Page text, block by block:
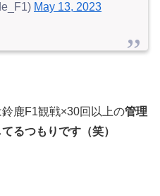
May 13, 2023
鹿F1観戦×30回以上の管理
るつもりです（笑）